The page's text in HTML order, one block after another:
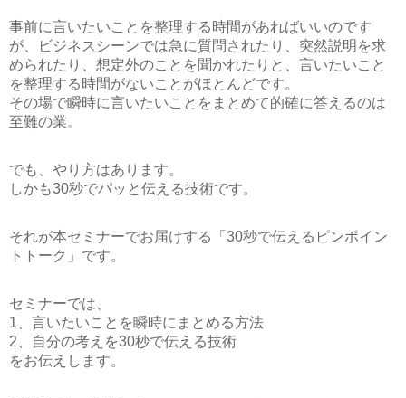
事前に言いたいことを整理する時間があればいいのです
が、ビジネスシーンでは急に質問されたり、突然説明を求
められたり、想定外のことを聞かれたりと、言いたいこと
を整理する時間がないことがほとんどです。
その場で瞬時に言いたいことをまとめて的確に答えるのは
至難の業。
でも、やり方はあります。
しかも30秒でパッと伝える技術です。
それが本セミナーでお届けする
「30秒で伝えるピンポイン
トトーク」 です。
セミナーでは、
1、言いたいことを瞬時にまとめる方法
2、自分の考えを30秒で伝える技術
をお伝えします。